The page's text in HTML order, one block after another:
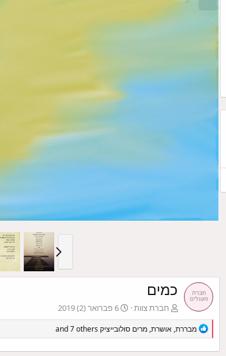
כמים
חברת צוות 6 פברואר (2) 2019
R
e
מבררת, אושרת, מרים סולובייציק